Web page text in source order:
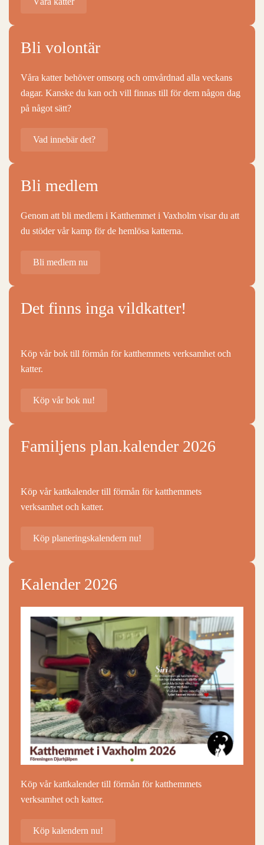
Bli volontär
Våra katter behöver omsorg och omvårdnad alla veckans
dagar. Kanske du kan och vill finnas till för dem någon dag
på något sätt?
Vad innebär det?
Bli medlem
Genom att bli medlem i Katthemmet i Vaxholm visar du att
du stöder vår kamp för de hemlösa katterna.
Bli medlem nu
Det finns inga vildkatter!
Köp vår bok till förmån för katthemmets verksamhet och
katter.
Köp vår bok nu!
Familjens plan.kalender 2026
Köp vår kattkalender till förmån för katthemmets
verksamhet och katter.
Köp planeringskalendern nu!
Kalender 2026
Köp vår kattkalender till förmån för katthemmets
verksamhet och katter.
Köp kalendern nu!